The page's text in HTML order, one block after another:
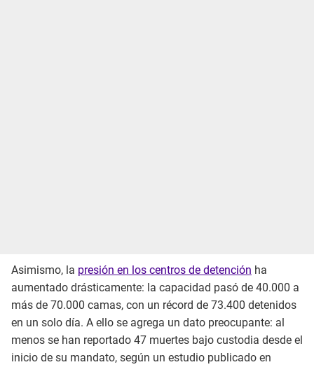
Asimismo, la presión en los centros de detención ha
aumentado drásticamente: la capacidad pasó de 40.000 a
más de 70.000 camas, con un récord de 73.400 detenidos
en un solo día. A ello se agrega un dato preocupante: al
menos se han reportado 47 muertes bajo custodia desde el
inicio de su mandato, según un estudio publicado en